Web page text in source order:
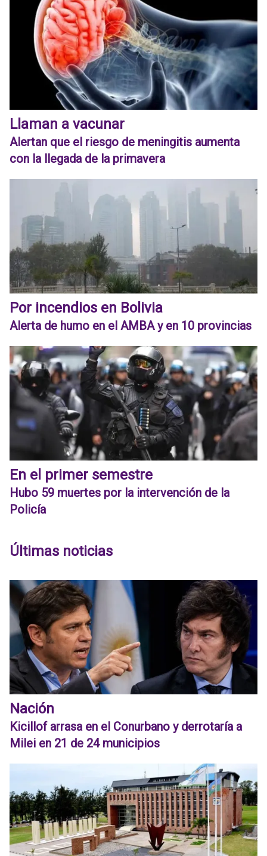
Llaman a vacunar
Alertan que el riesgo de meningitis aumenta
con la llegada de la primavera
Por incendios en Bolivia
Alerta de humo en el AMBA y en 10 provincias
En el primer semestre
Hubo 59 muertes por la intervención de la
Policía
Últimas noticias
Nación
Kicillof arrasa en el Conurbano y derrotaría a
Milei en 21 de 24 municipios